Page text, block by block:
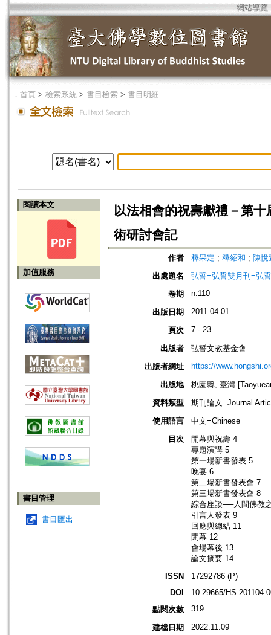
網站導覽
． 首頁 > 檢索系統 > 書目檢索 > 書目明細
閱讀本文
加值服務
書目管理
書目匯出
以法相會的祝壽獻禮－第
術研討會記
作者 釋果定 ; 釋紹和 ; 陳悅
出處題名
弘誓=弘誓雙月刊=弘
卷期
n.110
出版日期 2011.04.01
頁次 7 - 23
出版者
弘誓文教基金會
出版者網址
https://
出版地
桃園縣, 臺灣
資料類型
期刊論文=Journal
使用語言
中文=Chinese
目次
開幕與祝壽 4
專題演講 5
第一場新書發表 5
晚宴 6
第二場新書發表會 7
第三場新書發表會 8
綜合座談──人間佛教
引言人發表 9
回應與總結 11
閉幕 12
會場幕後 13
論文摘要 14
ISSN
17292786 (P)
DOI
10.29665/
點閱次數
319
建檔日期 2022.11.09